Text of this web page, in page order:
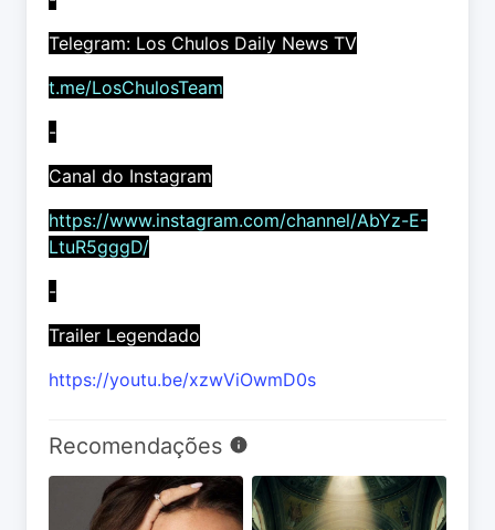
Telegram: Los Chulos Daily News TV
t.me/LosChulosTeam
-
Canal do Instagram
https://www.instagram.com/channel/AbYz-E-
LtuR5gggD/
-
Trailer Legendado
https://youtu.be/xzwViOwmD0s
Recomendações